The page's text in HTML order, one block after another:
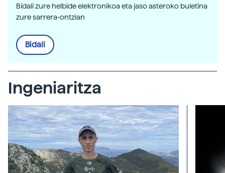
Bidali zure helbide elektronikoa eta jaso asteroko buletina
zure sarrera-ontzian
Bidali
Ingeniaritza